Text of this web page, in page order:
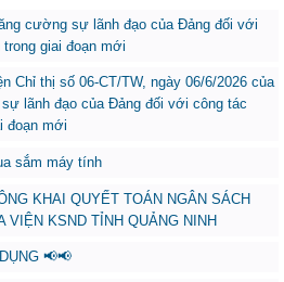
cường sự lãnh đạo của Đảng đối với
giai đoạn mới
Chỉ thị số 06-CT/TW, ngày 06/6/2026 của
lãnh đạo của Đảng đối với công tác
đoạn mới
sắm máy tính
KHAI QUYẾT TOÁN NGÂN SÁCH
VIỆN KSND TỈNH QUẢNG NINH
📢📢